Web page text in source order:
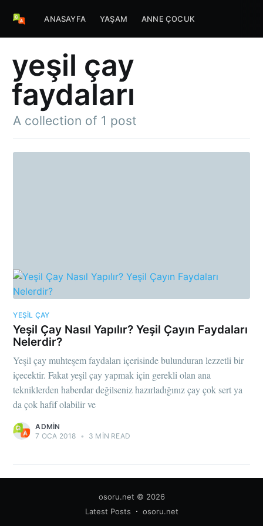
ANASAYFA YAŞAM ANNE ÇOCUK
yeşil çay
faydaları
A collection of 1 post
YEŞIL ÇAY
Yeşil Çay Nasıl Yapılır? Yeşil Çayın Faydaları
Nelerdir?
Yeşil çay muhteşem faydaları içerisinde bulunduran lezzetli bir
içecektir. Fakat yeşil çay yapmak için gerekli olan ana
tekniklerden haberdar değilseniz hazırladığınız çay çok sert ya
da çok hafif olabilir ve
ADMIN
7 OCA 2018 • 3 MIN READ
osoru.net © 2026
Latest Posts
osoru.net